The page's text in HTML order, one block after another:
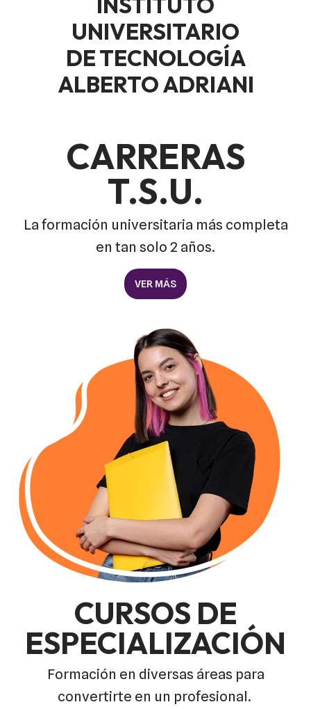
UNIVERSITARIO
DE TECNOLOGÍA
ALBERTO ADRIANI
CARRERAS
T.S.U.
La formación universitaria más completa
en tan solo 2 años.
VER MÁS
CURSOS DE
ESPECIALIZACIÓN
Formación en diversas áreas para
convertirte en un profesional.